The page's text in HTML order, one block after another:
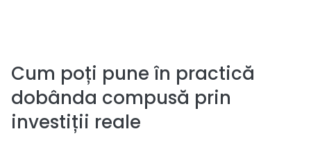
Cum poți pune în practică
dobânda compusă prin
investiții reale